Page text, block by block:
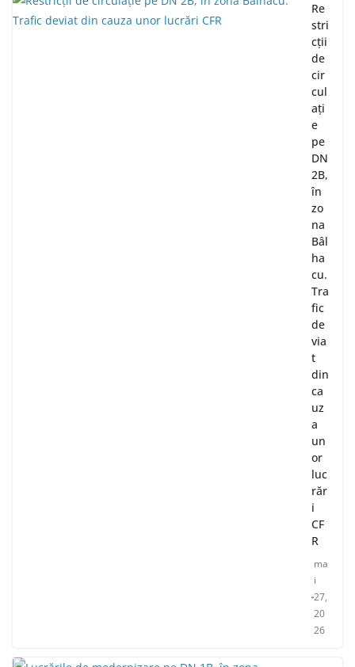
Re
stri
cții
de
cir
cul
ați
e
pe
DN
2B,
în
zo
na
Bâl
ha
cu.
Tra
fic
de
via
t
din
ca
uz
a
un
or
luc
răr
i
CF
R
ma
i
27,
20
26